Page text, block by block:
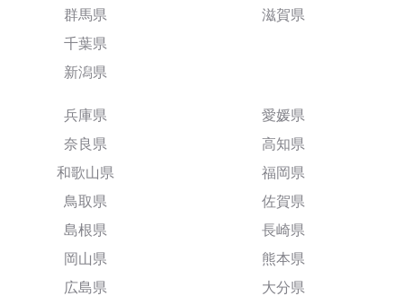
群馬県
千葉県
新潟県
滋賀県
兵庫県
奈良県
和歌山県
鳥取県
島根県
岡山県
広島県
愛媛県
高知県
福岡県
佐賀県
長崎県
熊本県
大分県